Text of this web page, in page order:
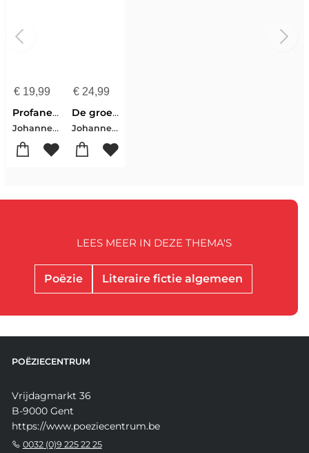
€19,99
Profane verlichting
Johannes van der Sluis
€24,99
De groenvoorziening
Johannes van der Sluis
Poëzie Literaire fictie algemeen
LEES MEER IN DEZE THEMA'S
POËZIECENTRUM
Vrijdagmarkt 36
B-9000 Gent
https://www.poeziecentrum.be
0032 (0)9 225 22 25